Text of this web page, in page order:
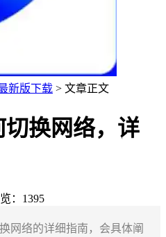
新版下载 > 文章正文
换网络，详
：1395
网络的详细指南，会具体阐